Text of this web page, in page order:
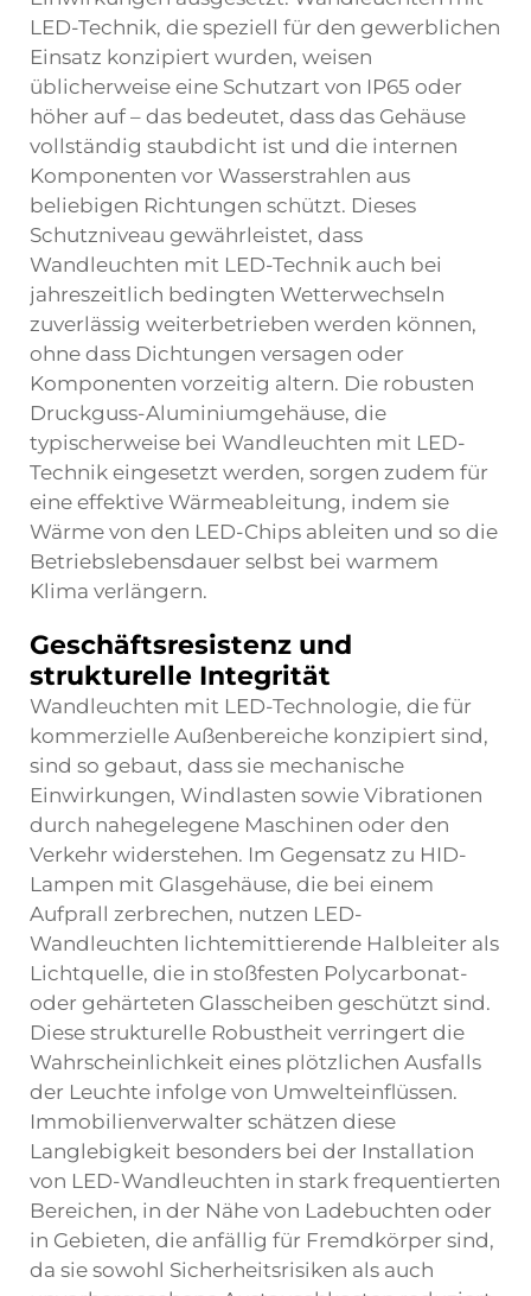
LED-Technik, die speziell für den gewerblichen
Einsatz konzipiert wurden, weisen
üblicherweise eine Schutzart von IP65 oder
höher auf – das bedeutet, dass das Gehäuse
vollständig staubdicht ist und die internen
Komponenten vor Wasserstrahlen aus
beliebigen Richtungen schützt. Dieses
Schutzniveau gewährleistet, dass
Wandleuchten mit LED-Technik auch bei
jahreszeitlich bedingten Wetterwechseln
zuverlässig weiterbetrieben werden können,
ohne dass Dichtungen versagen oder
Komponenten vorzeitig altern. Die robusten
Druckguss-Aluminiumgehäuse, die
typischerweise bei Wandleuchten mit LED-
Technik eingesetzt werden, sorgen zudem für
eine effektive Wärmeableitung, indem sie
Wärme von den LED-Chips ableiten und so die
Betriebslebensdauer selbst bei warmem
Klima verlängern.
Geschäftsresistenz und
strukturelle Integrität
Wandleuchten mit LED-Technologie, die für
kommerzielle Außenbereiche konzipiert sind,
sind so gebaut, dass sie mechanische
Einwirkungen, Windlasten sowie Vibrationen
durch nahegelegene Maschinen oder den
Verkehr widerstehen. Im Gegensatz zu HID-
Lampen mit Glasgehäuse, die bei einem
Aufprall zerbrechen, nutzen LED-
Wandleuchten lichtemittierende Halbleiter als
Lichtquelle, die in stoßfesten Polycarbonat-
oder gehärteten Glasscheiben geschützt sind.
Diese strukturelle Robustheit verringert die
Wahrscheinlichkeit eines plötzlichen Ausfalls
der Leuchte infolge von Umwelteinflüssen.
Immobilienverwalter schätzen diese
Langlebigkeit besonders bei der Installation
von LED-Wandleuchten in stark frequentierten
Bereichen, in der Nähe von Ladebuchten oder
in Gebieten, die anfällig für Fremdkörper sind,
da sie sowohl Sicherheitsrisiken als auch